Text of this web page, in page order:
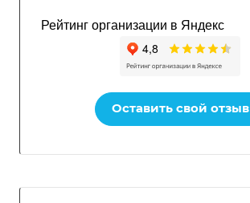
Рейтинг организации в Яндекс
Оставить свой отзыв